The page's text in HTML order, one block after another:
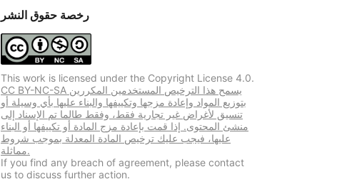
رخصة حقوق النشر
This work is licensed under the Copyright License 4.0.
CC BY-NC-SA يسمح هذا الترخيص المستخدمين المكررين
بتوزيع المواد وإعادة مزجها وتكييفها والبناء عليها بأي وسيلة أو
تنسيق لأغراض غير تجارية فقط، وفقط طالما تم الإسناد إلى
منشئ المحتوى. إذا قمت بإعادة مزج المادة أو تكييفها أو البناء
عليها، فيجب عليك ترخيص المادة المعدلة بموجب شروط
مماثلة.
If you find any breach of agreement, please contact
us to discuss further action.